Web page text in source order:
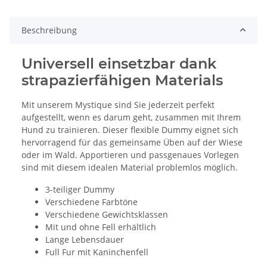
Beschreibung
Universell einsetzbar dank
strapazierfähigen Materials
Mit unserem Mystique sind Sie jederzeit perfekt
aufgestellt, wenn es darum geht, zusammen mit Ihrem
Hund zu trainieren. Dieser flexible Dummy eignet sich
hervorragend für das gemeinsame Üben auf der Wiese
oder im Wald. Apportieren und passgenaues Vorlegen
sind mit diesem idealen Material problemlos möglich.
3-teiliger Dummy
Verschiedene Farbtöne
Verschiedene Gewichtsklassen
Mit und ohne Fell erhältlich
Lange Lebensdauer
Full Fur mit Kaninchenfell